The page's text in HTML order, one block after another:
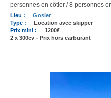
personnes en côtier / 8 personnes
Lieu :
Gosier
Type :
Location avec skipper
Prix mini :
1200€
2 x 300cv - Prix hors carburant